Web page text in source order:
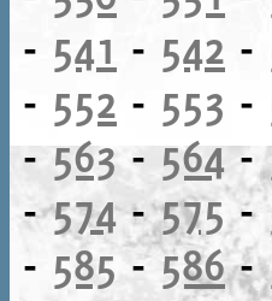
- 541 - 542 -
- 552 - 553 -
-563-564-
-574-575-
- 585-586-